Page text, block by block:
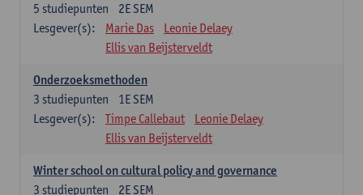
2E SEM
5 studiepunten
Lesgever(s):
Marie Das
Leonie Delaey
Ellis van Beijsterveldt
Onderzoeksmethoden
1E SEM
3 studiepunten
Lesgever(s):
Timpe Callebaut
Leonie Delaey
Ellis van Beijsterveldt
Winter school on cultural policy and governance
2E SEM
3 studiepunten